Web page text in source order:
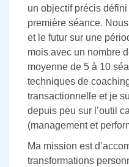
un objectif précis
première séance.
et le futur sur une
mois avec un nombre
moyenne de 5 à 10
techniques de
transactionnelle et je
depuis peu sur l’outil
(management et
Ma mission est
transformations